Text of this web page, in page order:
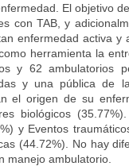
El objetivo
con TAB, y
enfermedad activa y
herramienta la
y 62 ambulatorios
y una pública de
el origen de su
biológicos
y Eventos
(44.72%). No hay
manejo ambulatorio.